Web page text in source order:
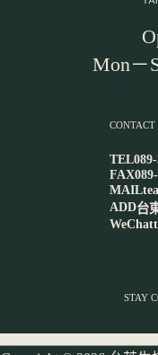
Mon－
CONTACT
TEL
FAX
MAIL
ADD台
WeChat
STAY